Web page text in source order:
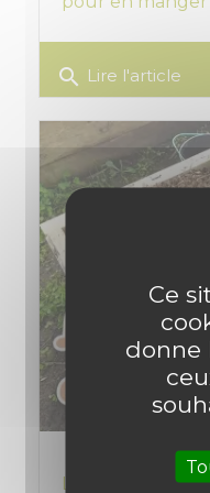
search Lire l'article
Les carrés
Ce
donne